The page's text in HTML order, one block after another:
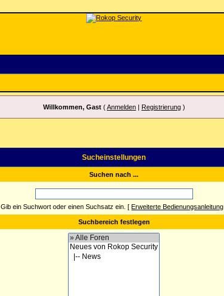
Willkommen, Gast(Anmelden| Registrierung)
Sucheinstellungen
Suchen nach ...
Gib ein Suchwort oder einen Suchsatz ein. [Erweiterte Bedienungsanleitung
Suchbereich festlegen